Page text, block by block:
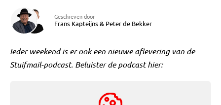
Geschreven door
Frans Kapteijns& Peter de Bekker
Ieder weekend is er ook een nieuwe aflevering van de
Stuifmail-podcast. Beluister de podcast hier: